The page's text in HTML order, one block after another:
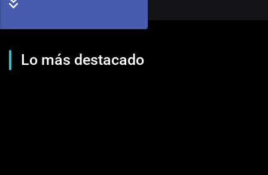
Lo más destacado